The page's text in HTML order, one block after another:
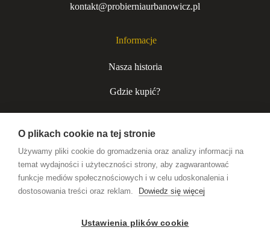
kontakt@probierniaurbanowicz.pl
Informacje
Nasza historia
Gdzie kupić?
Kurjer niecodzienny
Współpraca B2B
Wódki premium
O plikach cookie na tej stronie
Używamy pliki cookie do gromadzenia oraz analizy informacji na
temat wydajności i użyteczności strony, aby zagwarantować
funkcje mediów społecznościowych i w celu udoskonalenia i
dostosowania treści oraz reklam.
Dowiedz się więcej
Ustawienia plików cookie